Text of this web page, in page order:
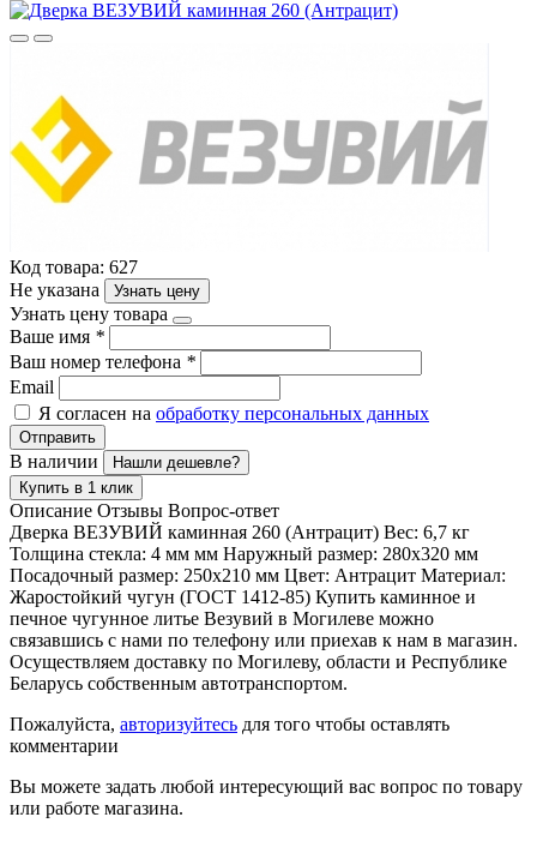
Код товара: 627
Не указана
Узнать цену
Узнать цену товара
Ваше имя *
Ваш номер телефона *
Email
Я согласен на обработку персональных данных
Отправить
В наличии
Нашли дешевле?
Купить в 1 клик
Описание Отзывы Вопрос-ответ
Дверка ВЕЗУВИЙ каминная 260 (Антрацит) Вес: 6,7 кг
Толщина стекла: 4 мм мм Наружный размер: 280x320 мм
Посадочный размер: 250х210 мм Цвет: Антрацит Материал:
Жаростойкий чугун (ГОСТ 1412-85) Купить каминное и
печное чугунное литье Везувий в Могилеве можно
связавшись с нами по телефону или приехав к нам в магазин.
Осуществляем доставку по Могилеву, области и Республике
Беларусь собственным автотранспортом.
Пожалуйста, авторизуйтесь для того чтобы оставлять
комментарии
Вы можете задать любой интересующий вас вопрос по товару
или работе магазина.